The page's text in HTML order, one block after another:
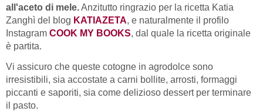
all'aceto di mele.Anzitutto ringrazio per la ricetta Katia
Zanghì del blog KATIAZETA, e naturalmente il profilo
Instagram COOK MY BOOKS, dal quale la ricetta originale
è partita.
Vi assicuro che queste cotogne in agrodolce sono
irresistibili, sia accostate a carni bollite, arrosti, formaggi
piccanti e saporiti, sia come delizioso dessert per terminare
il pasto.